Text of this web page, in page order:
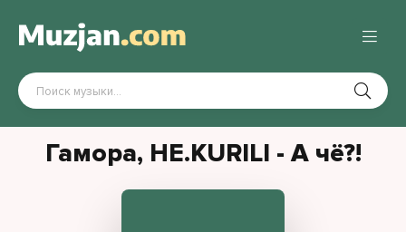
Гамора, НЕ.KURILI - А чё?!